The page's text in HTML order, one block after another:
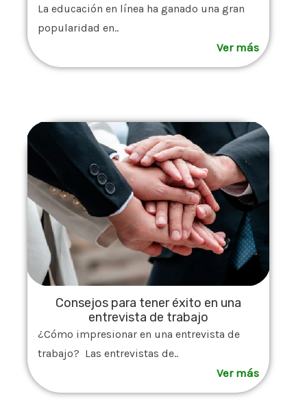
La educación en línea ha ganado una gran
popularidad en..
Ver más
Consejos para tener éxito en una
entrevista de trabajo
¿Cómo impresionar en una entrevista de
trabajo? Las entrevistas de..
Ver más